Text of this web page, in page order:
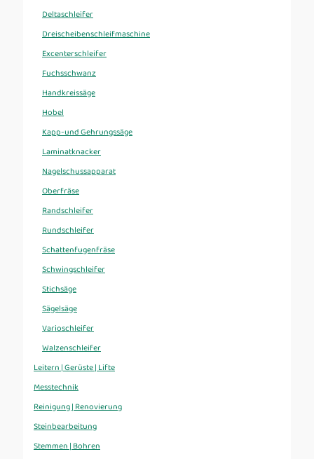
Deltaschleifer
Dreischeibenschleifmaschine
Excenterschleifer
Fuchsschwanz
Handkreissäge
Hobel
Kapp-und Gehrungssäge
Laminatknacker
Nagelschussapparat
Oberfräse
Randschleifer
Rundschleifer
Schattenfugenfräse
Schwingschleifer
Stichsäge
Sägelsäge
Varioschleifer
Walzenschleifer
Leitern | Gerüste | Lifte
Messtechnik
Reinigung | Renovierung
Steinbearbeitung
Stemmen | Bohren